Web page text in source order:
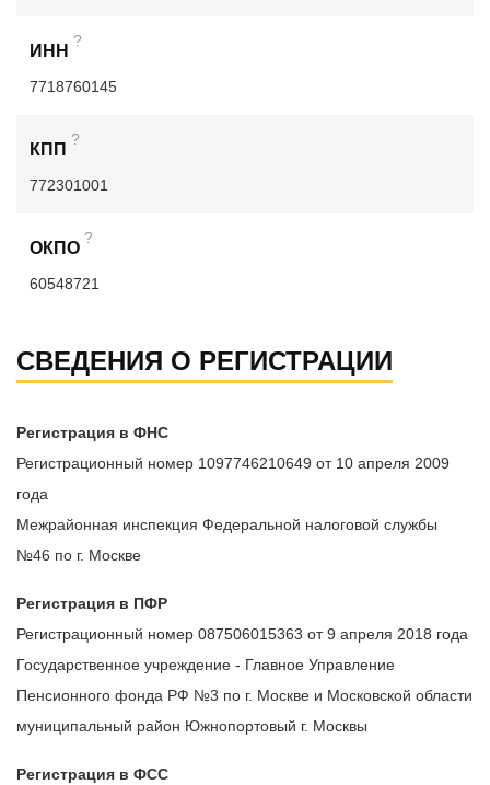
ИНН
?
7718760145
КПП
?
772301001
ОКПО
?
60548721
СВЕДЕНИЯ О РЕГИСТРАЦИИ
Регистрация в ФНС
Регистрационный номер 1097746210649 от 10 апреля 2009
года
Межрайонная инспекция Федеральной налоговой службы
№46 по г. Москве
Регистрация в ПФР
Регистрационный номер 087506015363 от 9 апреля 2018 года
Государственное учреждение - Главное Управление
Пенсионного фонда РФ №3 по г. Москве и Московской области
муниципальный район Южнопортовый г. Москвы
Регистрация в ФСС